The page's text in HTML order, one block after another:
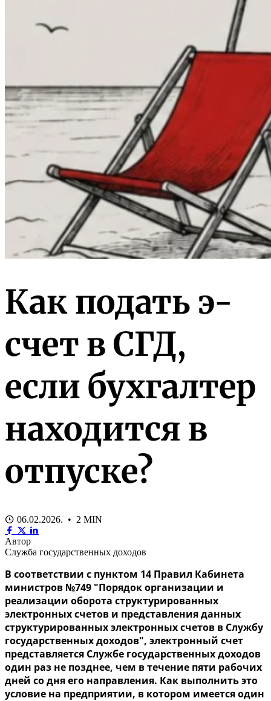
Как подать э-
счет в СГД,
если бухгалтер
находится в
отпуске?
06.02.2026. • 2 MIN
Автор
Служба государственных доходов
В соответствии с пунктом 14 Правил Кабинета
министров №749 "Порядок организации и
реализации оборота структурированных
электронных счетов и представления данных
структурированных электронных счетов в Службу
государственных доходов", электронный счет
представляется Службе государственных доходов
один раз не позднее, чем в течение пяти рабочих
дней со дня его направления. Как выполнить это
условие на предприятии, в котором имеется один